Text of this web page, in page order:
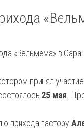
«Вельмема» в
принял
25 мая .
прихода пастору